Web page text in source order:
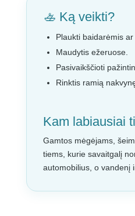
🚣 Ką veikti?
Plaukti baidarėmis ar
Maudytis ežeruose.
Pasivaikščioti
Rinktis ramią
Kam labiausiai
Gamtos mėgėjams,
tiems, kurie savaitgalį
automobilius, o vandenį